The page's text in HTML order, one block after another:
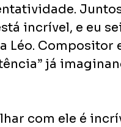
incrível, e eu
Léo. Compositor
já
com ele é